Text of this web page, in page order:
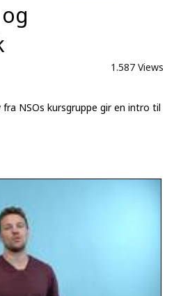
1.587 Views
NSOs kursgruppe gir en intro til